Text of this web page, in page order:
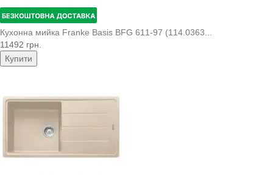
Кухонна мийка Franke Basis BFG 611-97 (114.0363...
11492 грн.
Купити